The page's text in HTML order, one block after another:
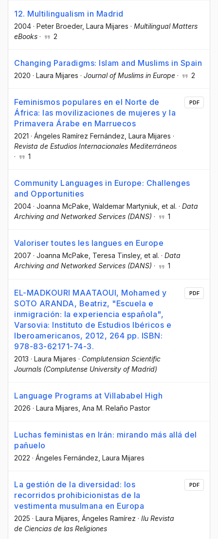
12. Multilingualism in Madrid
2004 · Peter Broeder, Laura Mijares · Multilingual Matters
eBooks · 2
Changing Paradigms: Islam and Muslims in Spain
2020 · Laura Mijares · Journal of Muslims in Europe · 2
Feminismos populares en el Norte de
África: las movilizaciones de mujeres y la
Primavera Árabe en Marruecos
2021 · Ángeles Ramírez Fernández , Laura Mijares ·
Revista de Estudios Internacionales Mediterráneos
·
1
PDF
Community Languages in Europe: Challenges
and Opportunities
2004 · Joanna McPake , Waldemar Martyniuk , et al. · Data
Archiving and Networked Services (DANS) · 1
Valoriser toutes les langues en Europe
2007 · Joanna McPake, Teresa Tinsley, et al. · Data
Archiving and Networked Services (DANS) · 1
EL-MADKOURI MAATAOUI, Mohamed y
SOTO ARANDA, Beatriz, "Escuela e
inmigración: la experiencia española",
Varsovia: Instituto de Estudios Ibéricos e
Iberoamericanos, 2012, 264 pp. ISBN:
978-83-62171-74-3.
2013 · Laura Mijares · Complutensian Scientific
Journals (Complutense University of Madrid)
PDF
Language Programs at Villababel High
2026 · Laura Mijares , Ana M. Relaño Pastor
Luchas feministas en Irán: mirando más allá del
pañuelo
2022 · Ángeles Fernández , Laura Mijares
La gestión de la diversidad: los
recorridos prohibicionistas de la
vestimenta musulmana en Europa
2025 · Laura Mijares , Ángeles Ramírez · Ilu Revista
de Ciencias de las Religiones
PDF